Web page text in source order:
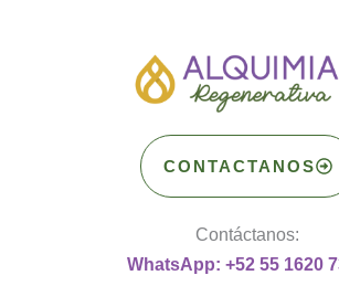
CONTACTANOS
Contáctanos:
WhatsApp: +52 55 1620